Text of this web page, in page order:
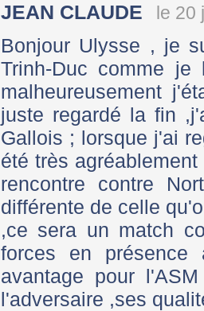
JEAN CLAUDE le
Bonjour Ulysse , je
Trinh-Duc comme je
malheureusement
juste regardé la fin
Gallois ; lorsque j'ai
été très
rencontre contre
différente de celle
,ce sera un match
forces en présence
avantage pour
l'adversaire ,ses